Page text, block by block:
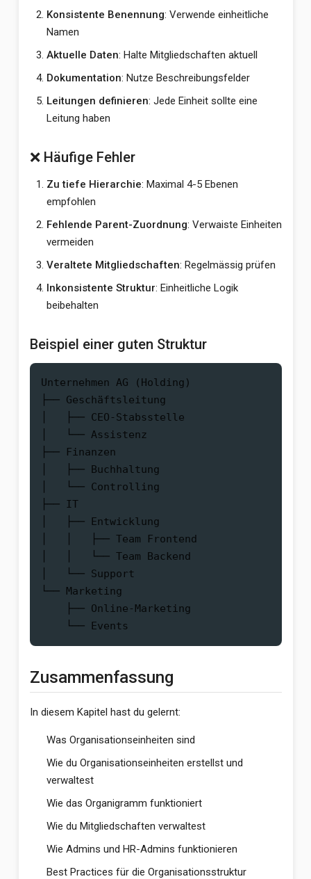
Konsistente Benennung: Verwende einheitliche
Namen
Aktuelle Daten: Halte Mitgliedschaften aktuell
Dokumentation: Nutze Beschreibungsfelder
Leitungen definieren: Jede Einheit sollte eine
Leitung haben
❌ Häufige Fehler
Zu tiefe Hierarchie: Maximal 4-5 Ebenen
empfohlen
Fehlende Parent-Zuordnung: Verwaiste Einheiten
vermeiden
Veraltete Mitgliedschaften: Regelmässig prüfen
Inkonsistente Struktur: Einheitliche Logik
beibehalten
Beispiel einer guten Struktur
Unternehmen AG (Holding)
├── Geschäftsleitung
│   ├── CEO-Stabsstelle
│   └── Assistenz
├── Finanzen
│   ├── Buchhaltung
│   └── Controlling
├── IT
│   ├── Entwicklung
│   │   ├── Team Frontend
│   │   └── Team Backend
│   └── Support
└── Marketing
    ├── Online-Marketing
Zusammenfassung
In diesem Kapitel hast du gelernt:
Was Organisationseinheiten sind
Wie du Organisationseinheiten erstellst und
verwaltest
Wie das Organigramm funktioniert
Wie du Mitgliedschaften verwaltest
Wie Admins und HR-Admins funktionieren
Best Practices für die Organisationsstruktur